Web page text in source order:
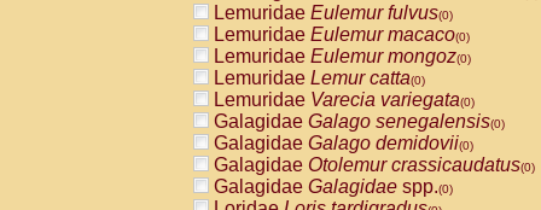
Lemuridae Eulemur fulvus(0)
Lemuridae Eulemur macaco(0)
Lemuridae Eulemur mongoz(0)
Lemuridae Lemur catta(0)
Lemuridae Varecia variegata(0)
Galagidae Galago senegalensis(0)
Galagidae Galago demidovii(0)
Galagidae Otolemur crassicaudatus(0)
Galagidae Galagidae spp.(0)